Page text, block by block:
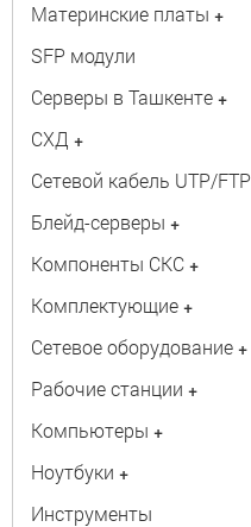
Материнские платы +
SFP модули
Серверы в Ташкенте +
СХД +
Сетевой кабель UTP/FTP
Блейд-серверы +
Компоненты СКС +
Комплектующие +
Сетевое оборудование +
Рабочие станции +
Компьютеры +
Ноутбуки +
Инструменты